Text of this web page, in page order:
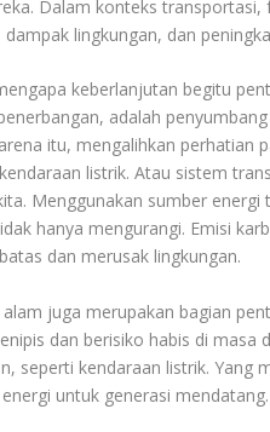
Dalam konteks
lingkungan, dan
keberlanjutan begitu
adalah
itu, mengalihkan
listrik. Atau sistem
Menggunakan sumber
hanya mengurangi. Emisi
dan merusak lingkungan.
juga merupakan bagian
dan berisiko habis di
seperti kendaraan listrik.
untuk generasi mendatang.